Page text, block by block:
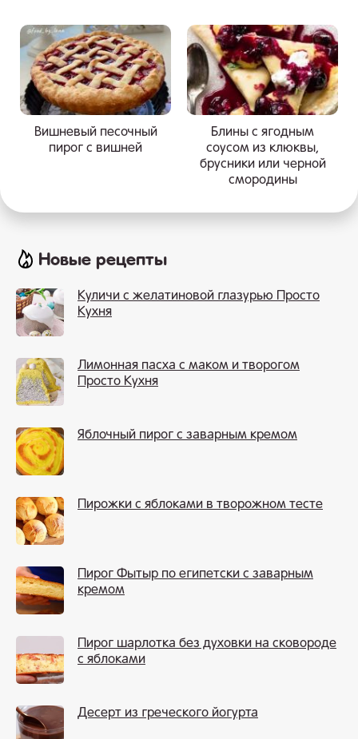
Вишневый песочный
пирог с вишней
Блины с ягодным
соусом из клюквы,
брусники или черной
смородины
Новые рецепты
Куличи с желатиновой глазурью Просто
Кухня
Лимонная пасха с маком и творогом
Просто Кухня
Яблочный пирог с заварным кремом
Пирожки с яблоками в творожном тесте
Пирог Фытыр по египетски с заварным
кремом
Пирог шарлотка без духовки на сковороде
с яблоками
Десерт из греческого йогурта